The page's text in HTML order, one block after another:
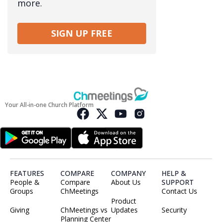
more.
SIGN UP FREE
Your All-in-one Church Platform
FEATURES
People &
Groups
Giving
COMPARE
Compare
ChMeetings
ChMeetings vs
Planning Center
COMPANY
About Us
Product
Updates
HELP &
SUPPORT
Contact Us
Security